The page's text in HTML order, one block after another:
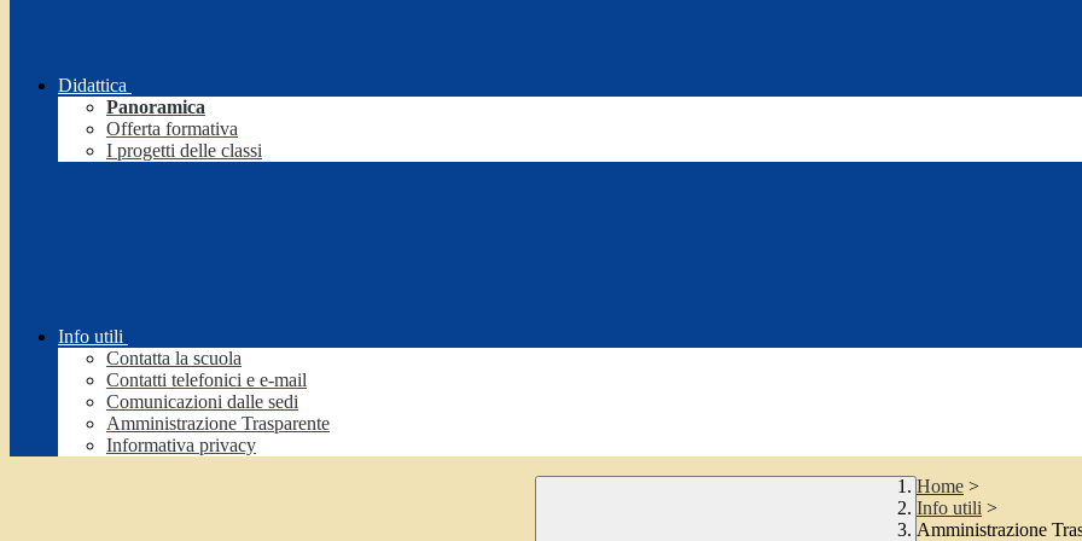
Didattica
Panoramica
Offerta formativa
I progetti delle classi
Info utili
Contatta la scuola
Contatti telefonici e e-mail
Comunicazioni dalle sedi
Amministrazione Trasparente
Informativa privacy
Home >
Info utili >
Amministrazione